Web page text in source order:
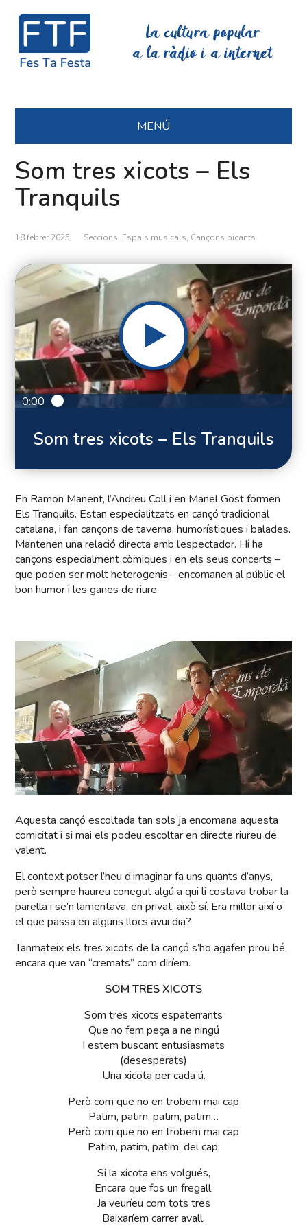
La cultura popular
a la ràdio i a internet
MENÚ
Som tres xicots – Els
Tranquils
18 febrer 2025 Seccions, Espais musicals, Cançons picants
0:00
Som tres xicots – Els Tranquils
En Ramon Manent, l’Andreu Coll i en Manel Gost formen
Els Tranquils. Estan especialitzats en cançó tradicional
catalana, i fan cançons de taverna, humorístiques i balades.
Mantenen una relació directa amb l’espectador. Hi ha
cançons especialment còmiques i en els seus concerts –
que poden ser molt heterogenis- encomanen al públic el
bon humor i les ganes de riure.
Aquesta cançó escoltada tan sols ja encomana aquesta
comicitat i si mai els podeu escoltar en directe riureu de
valent.
El context potser l’heu d’imaginar fa uns quants d’anys,
però sempre haureu conegut algú a qui li costava trobar la
parella i se’n lamentava, en privat, això sí. Era millor així o
el que passa en alguns llocs avui dia?
Tanmateix els tres xicots de la cançó s’ho agafen prou bé,
encara que van “cremats” com diríem.
SOM TRES XICOTS
Som tres xicots espaterrants
Que no fem peça a ne ningú
I estem buscant entusiasmats
(desesperats)
Una xicota per cada ú.
Però com que no en trobem mai cap
Patim, patim, patim, patim…
Però com que no en trobem mai cap
Patim, patim, patim, del cap.
Si la xicota ens volgués,
Encara que fos un fregall,
Ja veuríeu com tots tres
Baixaríem carrer avall.